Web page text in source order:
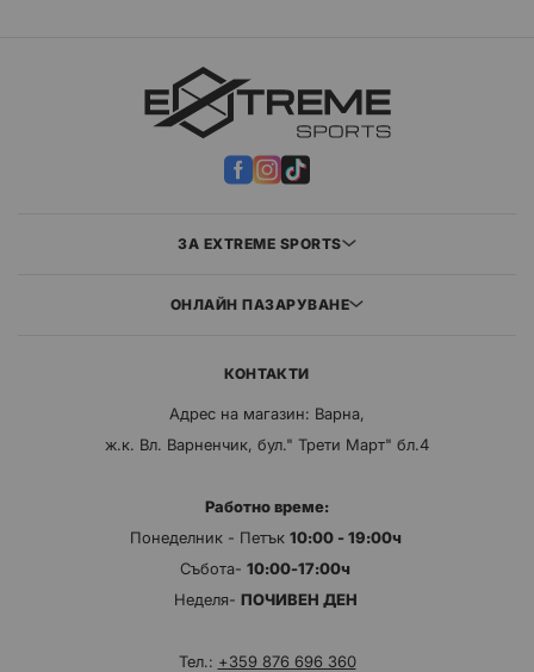
ЗА EXTREME SPORTS
ОНЛАЙН ПАЗАРУВАНЕ
КОНТАКТИ
Адрес на магазин: Варна,
ж.к. Вл. Варненчик, бул." Трети Март" бл.4
Работно време:
Понеделник - Петък 10:00 - 19:00ч
Събота- 10:00-17:00ч
Неделя- ПОЧИВЕН ДЕН
Тел.: +359 876 696 360